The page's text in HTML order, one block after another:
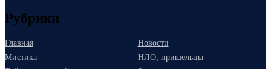
Рубрики
Главная
Новости
Мистика
НЛО, пришельцы